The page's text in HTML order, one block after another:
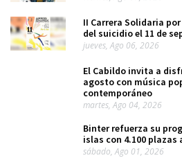
II Carrera Solidaria
del suicidio el 11 de
jueves, Ago 06, 2026
El Cabildo invita a
agosto con música
contemporáneo
martes, Ago 04, 2026
Binter refuerza su
islas con 4.100 plazas
sábado, Ago 01, 2026